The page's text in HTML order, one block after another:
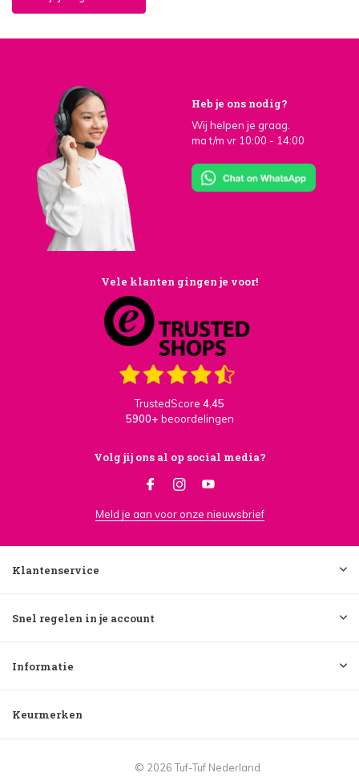
Heb je ons nodig?
Wij helpen je graag.
ma t/m vr 10:00 - 14:00
Vele klanten gingen je voor!
TrustedScore 4,45
5900+ beoordelingen
Volg jij ons al op social media?
Meld je aan voor onze nieuwsbrief
Klantenservice
Snel regelen in je account
Informatie
Keurmerken
© 2026 Tuf-Tuf Nederland